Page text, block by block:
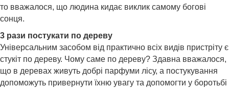
то вважалося, що людина кидає виклик самому богові
сонця.
3 рази постукати по дереву
Універсальним засобом від практично всіх видів пристріту є
стукіт по дереву. Чому саме по дереву? Здавна вважалося,
що в деревах живуть добрі парфуми лісу, а постукування
допоможуть привернути їхню увагу та допомогти у боротьбі